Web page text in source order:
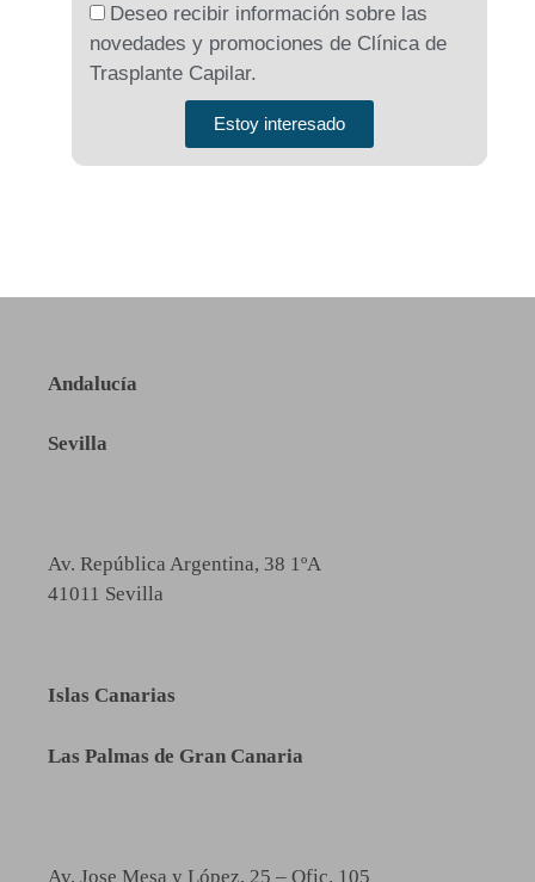
Deseo recibir información sobre las
novedades y promociones de Clínica de
Trasplante Capilar.
Estoy interesado
Andalucía
Sevilla
Av. República Argentina, 38 1ºA
41011 Sevilla
Islas Canarias
Las Palmas de Gran Canaria
Av. Jose Mesa y López, 25 – Ofic. 105